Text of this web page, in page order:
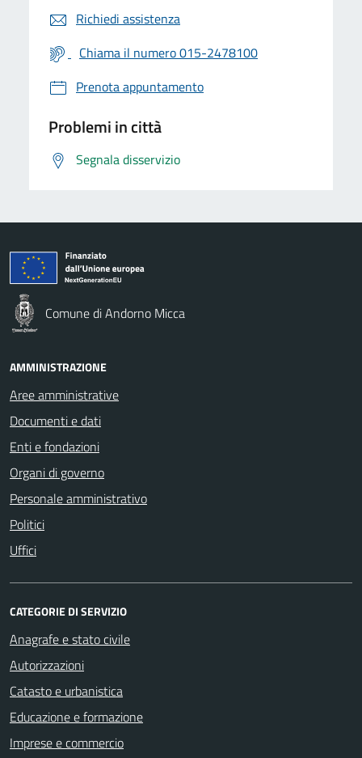
Richiedi assistenza
Chiama il numero 015-2478100
Prenota appuntamento
Problemi in città
Segnala disservizio
Comune di Andorno Micca
AMMINISTRAZIONE
Aree amministrative
Documenti e dati
Enti e fondazioni
Organi di governo
Personale amministrativo
Politici
Uffici
CATEGORIE DI SERVIZIO
Anagrafe e stato civile
Autorizzazioni
Catasto e urbanistica
Educazione e formazione
Imprese e commercio